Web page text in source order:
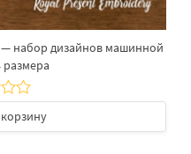
набор дизайнов машинной